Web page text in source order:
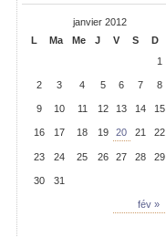
janvier 2012
L
Ma Me J V S D
fév »
1
2 3 4 5 6 7 8
9 10 11 12 13 14 15
16 17 18 19 20 21 22
23 24 25 26 27 28 29
30 31